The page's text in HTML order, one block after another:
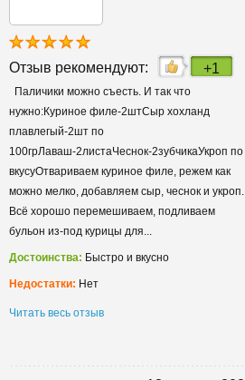
Отзыв рекомендуют: +1
Паличики можно съесть. И так что
нужно:Куриное филе-2штСыр хохланд
плавлегый-2шт по
100грЛаваш-2листаЧеснок-2зубчикаУкроп по
вкусуОтвариваем куриное филе, режем как
можно мелко, добавляем сыр, чеснок и укроп.
Всё хорошо перемешиваем, подливаем
бульон из-под курицы для...
Достоинства: Быстро и вкусно
Недостатки: Нет
Читать весь отзыв